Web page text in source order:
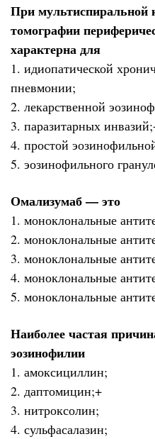
При мультиспиральной
томографии
характерна для
1. идиопатической
пневмонии;
2. лекарственной
3. паразитарных
4. простой
5. эозинофильного
Омализумаб — это
1. моноклональные
2. моноклональные
3. моноклональные
4. моноклональные
5. моноклональные
Наиболее частая
эозинофилии
1. амоксициллин;
2. даптомицин;+
3. нитроксолин;
4. сульфасалазин;